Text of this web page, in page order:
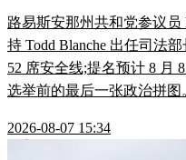
路易斯安那州共和党参议员
持 Todd Blanche 出任司法
52 席安全线;提名预计 8 月
选举前的最后一张政治拼图
2026-08-07 15:34